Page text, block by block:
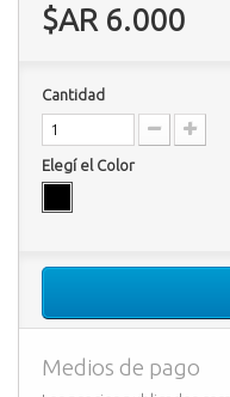
$AR 6.000
Cantidad
Elegí el Color
Medios de pago